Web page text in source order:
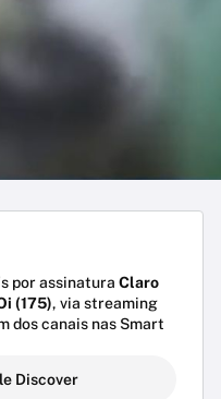
por assinatura Claro
(175), via streaming
dos canais nas Smart
Discover